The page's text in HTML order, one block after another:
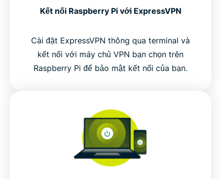
Kết nối Raspberry Pi với ExpressVPN
Cài đặt ExpressVPN thông qua terminal và
kết nối với máy chủ VPN bạn chọn trên
Raspberry Pi để bảo mật kết nối của bạn.